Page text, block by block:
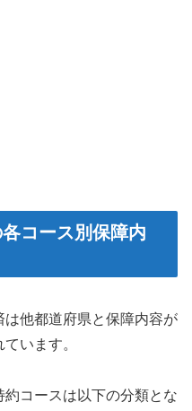
コース別保障内
他都道府県と保障内容が
います。
コースは以下の分類とな